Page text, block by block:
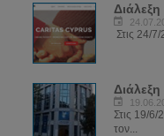
Στις 24/
Στις 19/
τον...